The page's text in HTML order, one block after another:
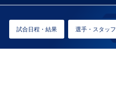
試合日程・結果 選手・スタッフ